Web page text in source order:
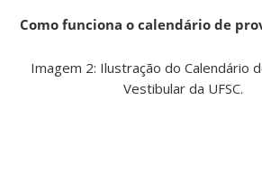
Como funciona o calendário de
Imagem 2: Ilustração do Calendário
Vestibular da UFSC.